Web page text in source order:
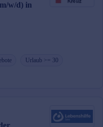
w/d) in
Urlaub >= 30